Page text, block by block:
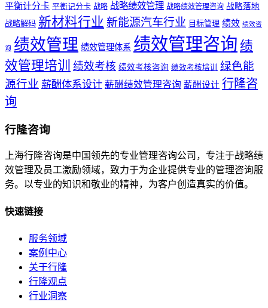
平衡计分卡 平衡记分卡 战略 战略绩效管理 战略绩效管理咨询 战略落地
战略解码 新材料行业 新能源汽车行业 目标管理 绩效 绩效咨
询 绩效管理 绩效管理体系 绩效管理咨询 绩
效管理培训 绩效考核 绩效考核咨询 绩效考核培训
绿色能
源行业 薪酬体系设计 薪酬绩效管理咨询 薪酬设计 行隆咨
询
行隆咨询
上海行隆咨询是中国领先的专业管理咨询公司，专注于战略绩
效管理及员工激励领域，致力于为企业提供专业的管理咨询服
务。以专业的知识和敬业的精神，为客户创造真实的价值。
快速链接
服务领域
案例中心
关于行隆
行隆观点
行业洞察